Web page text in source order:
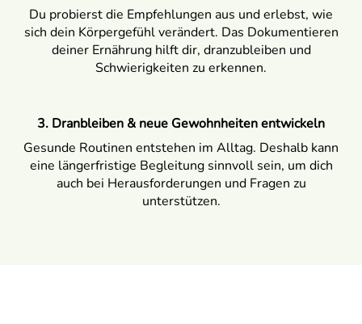
Du probierst die Empfehlungen aus und erlebst, wie
sich dein Körpergefühl verändert. Das Dokumentieren
deiner Ernährung hilft dir, dranzubleiben und
Schwierigkeiten zu erkennen.
3. Dranbleiben & neue Gewohnheiten entwickeln
Gesunde Routinen entstehen im Alltag. Deshalb kann
eine längerfristige Begleitung sinnvoll sein, um dich
auch bei Herausforderungen und Fragen zu
unterstützen.